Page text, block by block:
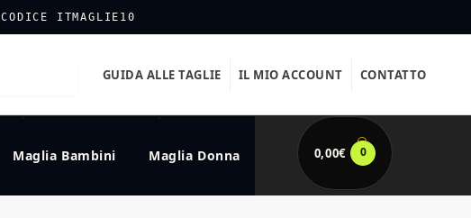
CODICE ITMAGLIE10
GUIDA ALLE TAGLIE IL MIO ACCOUNT CONTATTO
Maglia Bambini Maglia Donna 0,00€ 0